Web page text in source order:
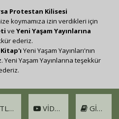
VIDEO GIRIŞ
Protestan Kilisesi
koymamıza izin verdikleri için
ve Yeni Yaşam Yayınlarına
ederiz.
Yeni Yaşam Yayınları'nın
Yaşam Yayınlarına teşekkür